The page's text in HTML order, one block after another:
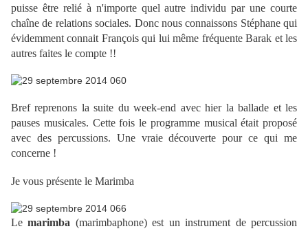
puisse être relié à n'importe quel autre individu par une courte
chaîne de relations sociales. Donc nous connaissons Stéphane qui
évidemment connait François qui lui même fréquente Barak et les
autres faites le compte !!
Bref reprenons la suite du week-end avec hier la ballade et les
pauses musicales. Cette fois le programme musical était proposé
avec des percussions. Une vraie découverte pour ce qui me
concerne !
Je vous présente le Marimba
Lemarimba (marimbaphone) est un instrument de percussion